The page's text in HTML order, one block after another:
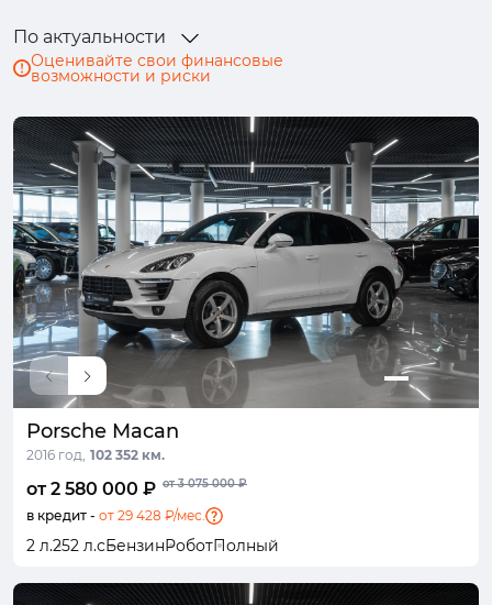
Hyundai
Infiniti
Kaiyi
Kia Lada (ВАЗ)
Land Rover
Lexus
LiXiang Lynk & Co
Mazda
Mercedes-Benz
MINI Mitsubishi
Nissan
Omoda
Opel Peugeot
Porsche
Ram
Renault Skoda
Solaris
Subaru
Suzuki SWM
Tank
TENET
Toyota Volkswagen
Volvo
Voyah
Wey
Москвич
УАЗ
По актуальности
Оценивайте свои финансовые
возможности и риски
Porsche Macan
2016 год, 102 352 км.
от 2 580 000 ₽ от 3 075 000 ₽
в кредит - от 29 428 ₽/мес.
2 л.252 л.сБензинРоботПолный